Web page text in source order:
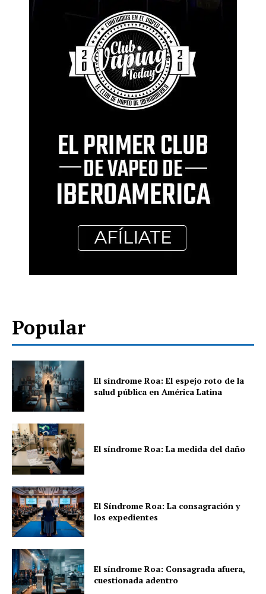
Popular
El síndrome Roa: El espejo roto de la
salud pública en América Latina
El síndrome Roa: La medida del daño
El Síndrome Roa: La consagración y
los expedientes
El síndrome Roa: Consagrada afuera,
cuestionada adentro